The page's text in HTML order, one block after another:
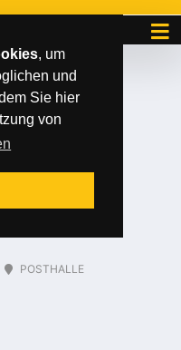
, um
und
Sie hier
von
SV
POSTHALLE